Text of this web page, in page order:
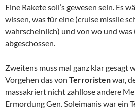
Eine Rakete soll’s gewesen sein. Es
wissen, was für eine (cruise missile
wahrscheinlich) und von wo und
abgeschossen.
Zweitens muss mal ganz klar gesagt
Vorgehen das von Terroristenwar,
massakriert nicht zahllose andere
Ermordung Gen. Soleimanis war ein